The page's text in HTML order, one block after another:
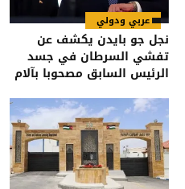
عربي ودولي
نجل جو بايدن يكشف عن
تفشي السرطان في جسد
الرئيس السابق مصحوبا بآلام